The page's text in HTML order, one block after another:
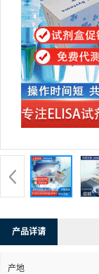
产品详请
产地